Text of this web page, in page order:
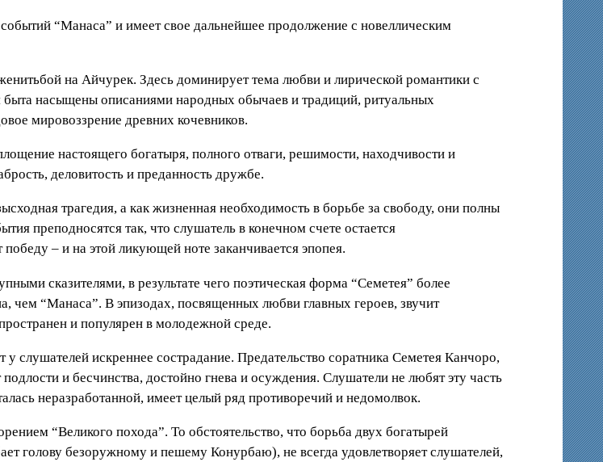
“Манаса” и имеет свое дальнейшее продолжение с новеллическим
на Айчурек. Здесь доминирует тема любви и лирической романтики с
быта насыщены описаниями народных обычаев и традиций, ритуальных
мировоззрение древних кочевников.
настоящего богатыря, полного отваги, решимости, находчивости и
деловитость и преданность дружбе.
трагедия, а как жизненная необходимость в борьбе за свободу, они полны
преподносятся так, что слушатель в конечном счете остается
– и на этой ликующей ноте заканчивается эпопея.
сказителями, в результате чего поэтическая форма “Семетея” более
чем “Манаса”. В эпизодах, посвященных любви главных героев, звучит
и популярен в молодежной среде.
слушателей искреннее сострадание. Предательство соратника Семетея Канчоро,
и бесчинства, достойно гнева и осуждения. Слушатели не любят эту часть
неразработанной, имеет целый ряд противоречий и недомолвок.
“Великого похода”. То обстоятельство, что борьба двух богатырей
голову безоружному и пешему Конурбаю), не всегда удовлетворяет слушателей,